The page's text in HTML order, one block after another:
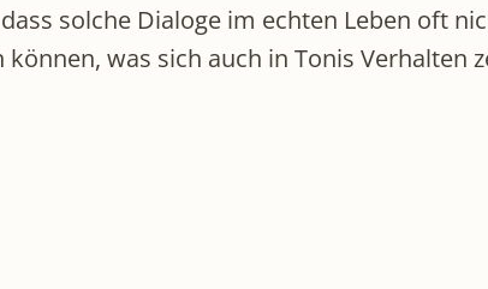
solche Dialoge im echten Leben oft
was sich auch in Tonis Verhalten